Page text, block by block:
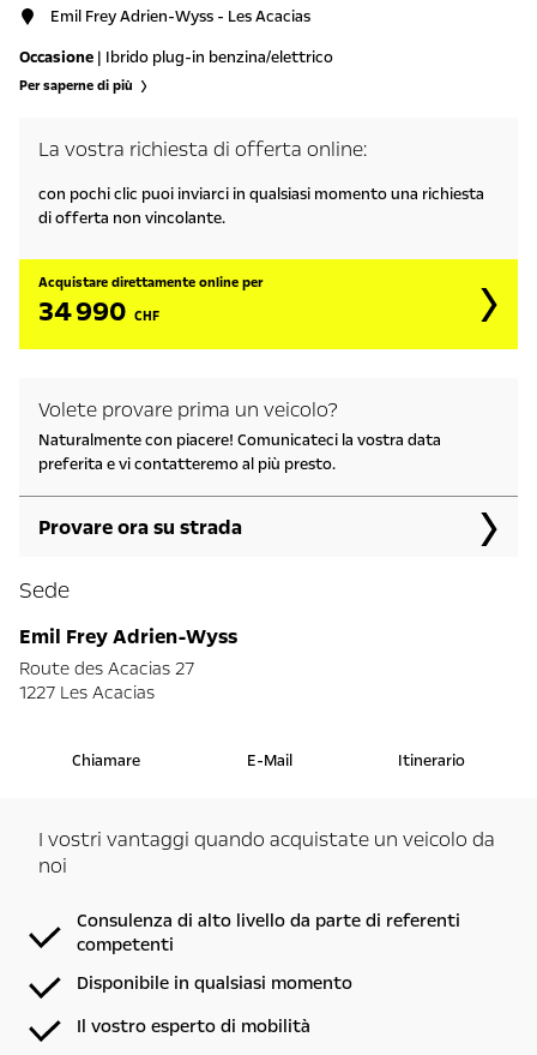
Emil Frey Adrien-Wyss - Les Acacias
Occasione | Ibrido plug-in benzina/elettrico
Per saperne di più
La vostra richiesta di offerta online:
con pochi clic puoi inviarci in qualsiasi momento una richiesta
di offerta non vincolante.
Acquistare direttamente online per
34 990 CHF
Volete provare prima un veicolo?
Naturalmente con piacere! Comunicateci la vostra data
preferita e vi contatteremo al più presto.
Provare ora su strada
Sede
Emil Frey Adrien-Wyss
Route des Acacias 27
1227 Les Acacias
Chiamare E-Mail Itinerario
I vostri vantaggi quando acquistate un veicolo da
noi
Consulenza di alto livello da parte di referenti
competenti
Disponibile in qualsiasi momento
Il vostro esperto di mobilità